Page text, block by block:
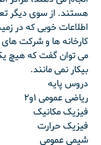
هستند. از سوی دیگر
اطلاعات خوبی که در
کارخانه ها و شرکت
می توان گفت که هیچ
بیکار نمی مانند.
دروس پایه
ریاضی عمومی ۱و۲
فیزیک مکانیک
فیزیک حرارت
شیمی عمومی